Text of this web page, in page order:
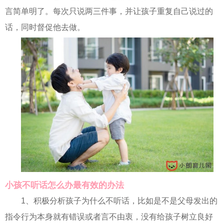
言简单明了。每次只说两三件事，并让孩子重复自己说过的
话，同时督促他去做。
小孩不听话怎么办最有效的办法
1、积极分析孩子为什么不听话，比如是不是父母发出的
指令行为本身就有错误或者言不由衷，没有给孩子树立良好